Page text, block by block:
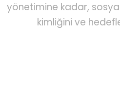
yönetimine kadar, sosyal
kimliğini ve